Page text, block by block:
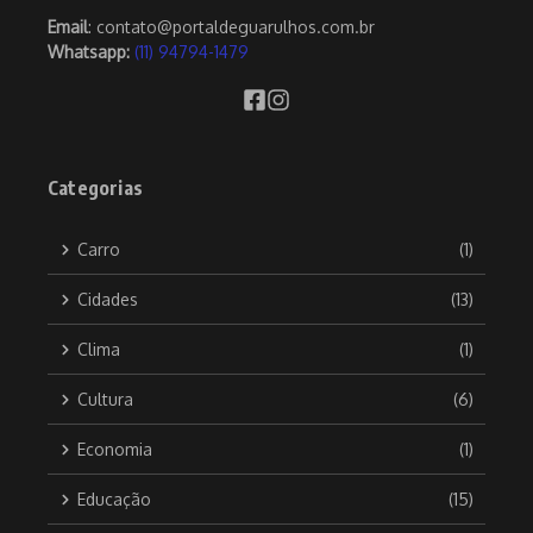
Email: contato@portaldeguarulhos.com.br
Whatsapp: (11) 94794-1479
Categorias
Carro (1)
Cidades (13)
Clima (1)
Cultura (6)
Economia (1)
Educação (15)